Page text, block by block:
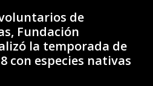
de
Fundación
la temporada de
con especies nativas